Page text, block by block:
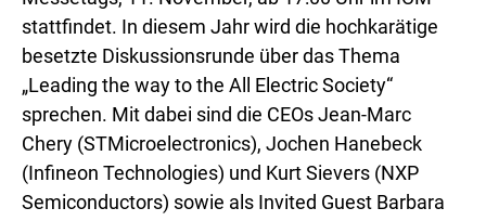
stattfindet. In diesem Jahr wird die hochkarätige
besetzte Diskussionsrunde über das Thema
„Leading the way to the All Electric Society“
sprechen. Mit dabei sind die CEOs Jean-Marc
Chery (STMicroelectronics), Jochen Hanebeck
(Infineon Technologies) und Kurt Sievers (NXP
Semiconductors) sowie als Invited Guest Barbara